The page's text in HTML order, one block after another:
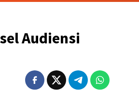
Audiensi